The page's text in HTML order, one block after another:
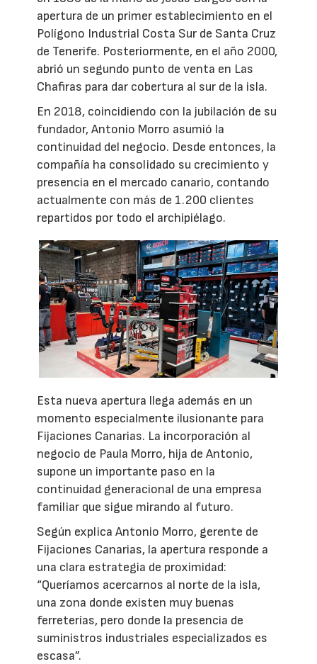
apertura de un primer establecimiento en el
Polígono Industrial Costa Sur de Santa Cruz
de Tenerife. Posteriormente, en el año 2000,
abrió un segundo punto de venta en Las
Chafiras para dar cobertura al sur de la isla.
En 2018, coincidiendo con la jubilación de su
fundador, Antonio Morro asumió la
continuidad del negocio. Desde entonces, la
compañía ha consolidado su crecimiento y
presencia en el mercado canario, contando
actualmente con más de 1.200 clientes
repartidos por todo el archipiélago.
Esta nueva apertura llega además en un
momento especialmente ilusionante para
Fijaciones Canarias. La incorporación al
negocio de Paula Morro, hija de Antonio,
supone un importante paso en la
continuidad generacional de una empresa
familiar que sigue mirando al futuro.
Según explica Antonio Morro, gerente de
Fijaciones Canarias, la apertura responde a
una clara estrategia de proximidad:
“Queríamos acercarnos al norte de la isla,
una zona donde existen muy buenas
ferreterías, pero donde la presencia de
suministros industriales especializados es
escasa”.